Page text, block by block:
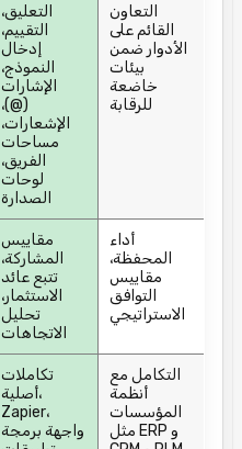
التعليق،
التقييم،
إدخال
النموذج،
الإشارات
(@)،
الإشعارات،
مساحات
الفريق،
لوحات
الصدارة
التعاون
القائم على
الأدوار ضمن
بيئات
خاضعة
للرقابة
مقاييس
المشاركة،
تتبع عائد
الاستثمار،
تحليل
الاتجاهات
أداء
المحفظة،
مقاييس
التوافق
الاستراتيجي
تكاملات
أصلية،
Zapier،
واجهة برمجة
التكامل مع
أنظمة
المؤسسات
مثل ERP و